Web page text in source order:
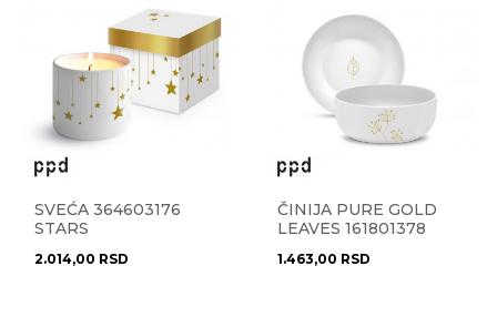
SVEĆA 364603176
STARS
2.014,00 RSD
ČINIJA PURE GOLD
LEAVES 161801378
1.463,00 RSD